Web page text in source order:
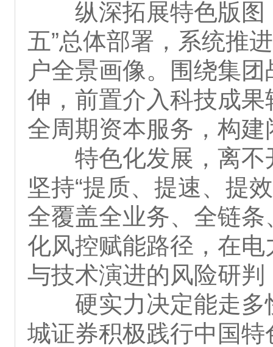
纵深拓展特色版图
五”总体部署，系统推
户全景画像。围绕集
伸，前置介入科技成
全周期资本服务，构
特色化发展，离
坚持“提质、提速、提
全覆盖全业务、全链
化风控赋能路径，在
与技术演进的风险研
硬实力决定能走
城证券积极践行中国